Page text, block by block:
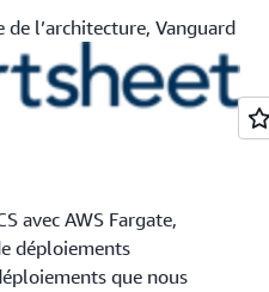
de l’architecture, Vanguard
avec AWS Fargate,
déploiements
que nous